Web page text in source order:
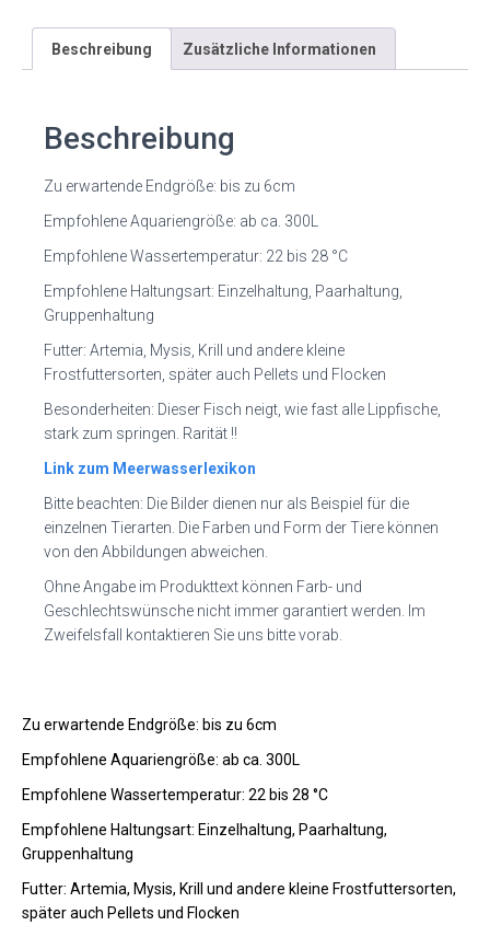
Beschreibung Zusätzliche Informationen
Beschreibung
Zu erwartende Endgröße: bis zu 6cm
Empfohlene Aquariengröße: ab ca. 300L
Empfohlene Wassertemperatur: 22 bis 28 °C
Empfohlene Haltungsart: Einzelhaltung, Paarhaltung,
Gruppenhaltung
Futter: Artemia, Mysis, Krill und andere kleine
Frostfuttersorten, später auch Pellets und Flocken
Besonderheiten: Dieser Fisch neigt, wie fast alle Lippfische,
stark zum springen. Rarität !!
Link zum Meerwasserlexikon
Bitte beachten: Die Bilder dienen nur als Beispiel für die
einzelnen Tierarten. Die Farben und Form der Tiere können
von den Abbildungen abweichen.
Ohne Angabe im Produkttext können Farb- und
Geschlechtswünsche nicht immer garantiert werden. Im
Zweifelsfall kontaktieren Sie uns bitte vorab.
Zu erwartende Endgröße: bis zu 6cm
Empfohlene Aquariengröße: ab ca. 300L
Empfohlene Wassertemperatur: 22 bis 28 °C
Empfohlene Haltungsart: Einzelhaltung, Paarhaltung,
Gruppenhaltung
Futter: Artemia, Mysis, Krill und andere kleine Frostfuttersorten,
später auch Pellets und Flocken